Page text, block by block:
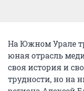
На Южном Урале
юная отрасль
своя история и
трудности, но на